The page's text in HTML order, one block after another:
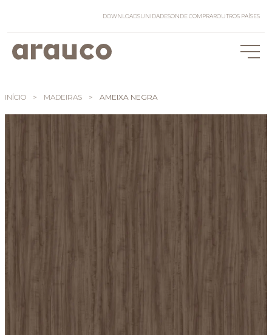
DOWNLOADSUNIDADESONDE COMPRAROUTROS PAÍSES
INÍCIO > MADEIRAS > AMEIXA NEGRA